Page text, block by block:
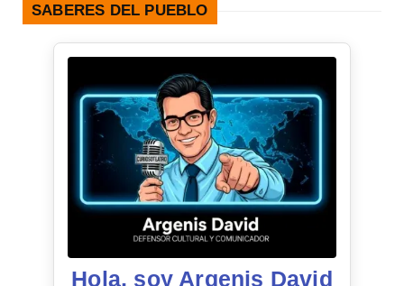
SABERES DEL PUEBLO
Hola, soy Argenis David